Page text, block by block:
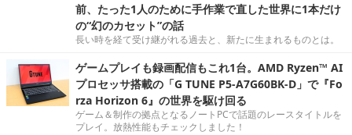
前、たった1人のために手作業で直した世界に1本だけ
の“幻のカセット”の話
長い時を経て受け継がれる過去と、新たに生まれるものとは。
ゲームプレイも録画配信もこれ1台。AMD Ryzen™ AI
プロセッサ搭載の「G TUNE P5-A7G60BK-D」で『Fo
rza Horizon 6』の世界を駆け回る
ゲーム＆制作の拠点となるノートPCで話題のレースタイトルを
プレイ。放熱性能もチェックしました！